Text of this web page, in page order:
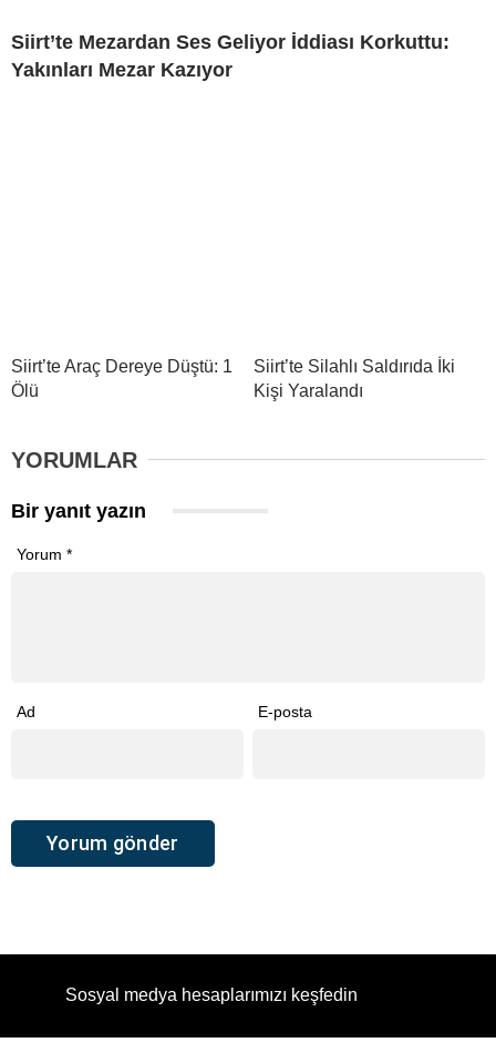
Siirt’te Mezardan Ses Geliyor İddiası Korkuttu:
Yakınları Mezar Kazıyor
Siirt’te Araç Dereye Düştü: 1
Ölü
Siirt’te Silahlı Saldırıda İki
Kişi Yaralandı
YORUMLAR
Bir yanıt yazın
Yorum *
Ad E-posta
Sosyal medya hesaplarımızı keşfedin